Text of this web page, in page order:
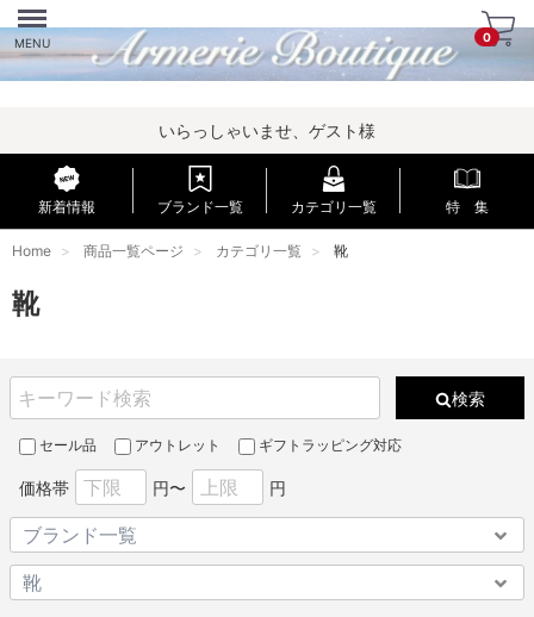
Menu
MENU 0
いらっしゃいませ、ゲスト様
新着情報 ブランド一覧 カテゴリ一覧 特 集
Home 商品一覧ページ カテゴリ一覧 靴
靴
検索
セール品 アウトレット ギフトラッピング対応
価格帯 円〜 円